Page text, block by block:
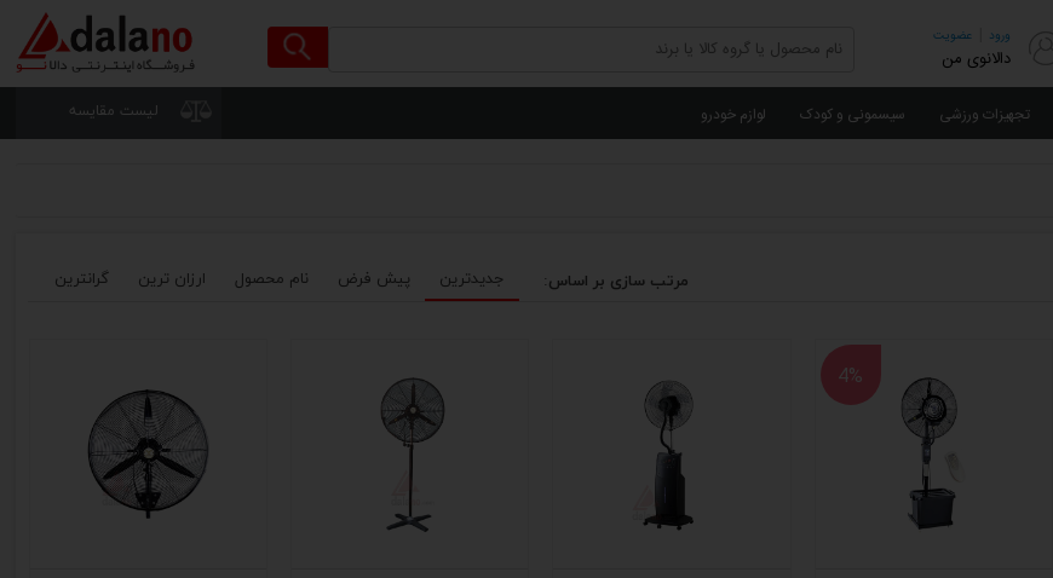
ورود عضویت
دالانوی من
تجهیزات ورزشی سیسمونی و کودک لوازم خودرو لیست مقایسه
جدیدترین پیش فرض نام محصول ارزان ترین گرانترین مرتب سازی بر اساس:
4%